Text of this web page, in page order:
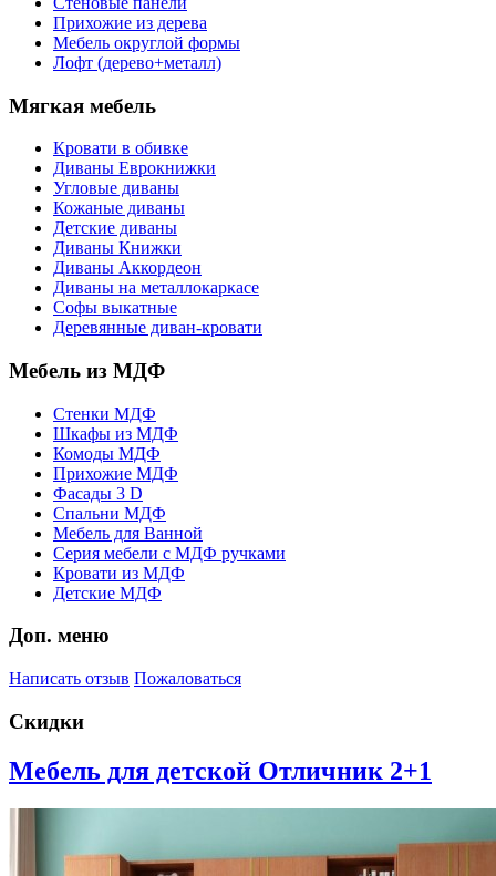
Прихожие из дерева
Мебель округлой формы
Лофт (дерево+металл)
Мягкая мебель
Кровати в обивке
Диваны Еврокнижки
Угловые диваны
Кожаные диваны
Детские диваны
Диваны Книжки
Диваны Аккордеон
Диваны на металлокаркасе
Софы выкатные
Деревянные диван-кровати
Мебель из МДФ
Стенки МДФ
Шкафы из МДФ
Комоды МДФ
Прихожие МДФ
Фасады 3 D
Спальни МДФ
Мебель для Ванной
Серия мебели с МДФ ручками
Кровати из МДФ
Детские МДФ
Доп. меню
Написать отзыв Пожаловаться
Скидки
Мебель для детской Отличник 2+1